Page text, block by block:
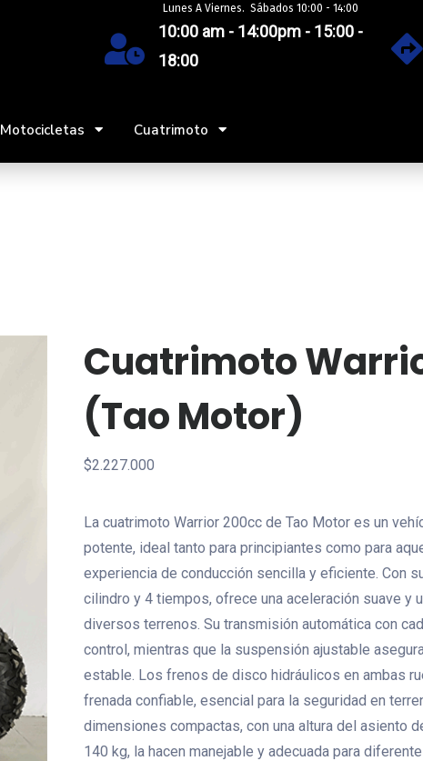
Lunes A Viernes. Sábados 10:00 - 14:00
10:00 am - 14:00pm - 15:00 -
18:00
Motocicletas Cuatrimoto
Cuatrimoto
(tao Motor)
$2.227.000
La cuatrimoto Warrior 200cc de Tao Motor es un
potente, ideal tanto para principiantes como para
experiencia de conducción sencilla y eficiente. Con
cilindro y 4 tiempos, ofrece una aceleración suave y
diversos terrenos. Su transmisión automática con
control, mientras que la suspensión ajustable
estable. Los frenos de disco hidráulicos en ambas
frenada confiable, esencial para la seguridad en
dimensiones compactas, con una altura del asiento
140 kg, la hacen manejable y adecuada para